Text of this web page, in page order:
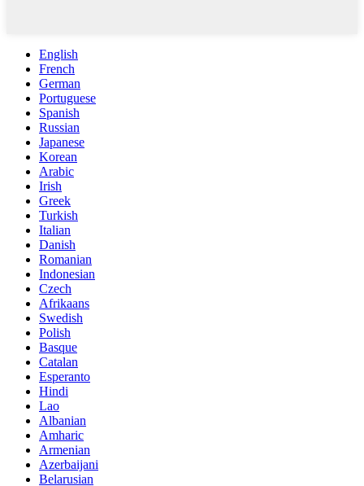
English
French
German
Portuguese
Spanish
Russian
Japanese
Korean
Arabic
Irish
Greek
Turkish
Italian
Danish
Romanian
Indonesian
Czech
Afrikaans
Swedish
Polish
Basque
Catalan
Esperanto
Hindi
Lao
Albanian
Amharic
Armenian
Azerbaijani
Belarusian